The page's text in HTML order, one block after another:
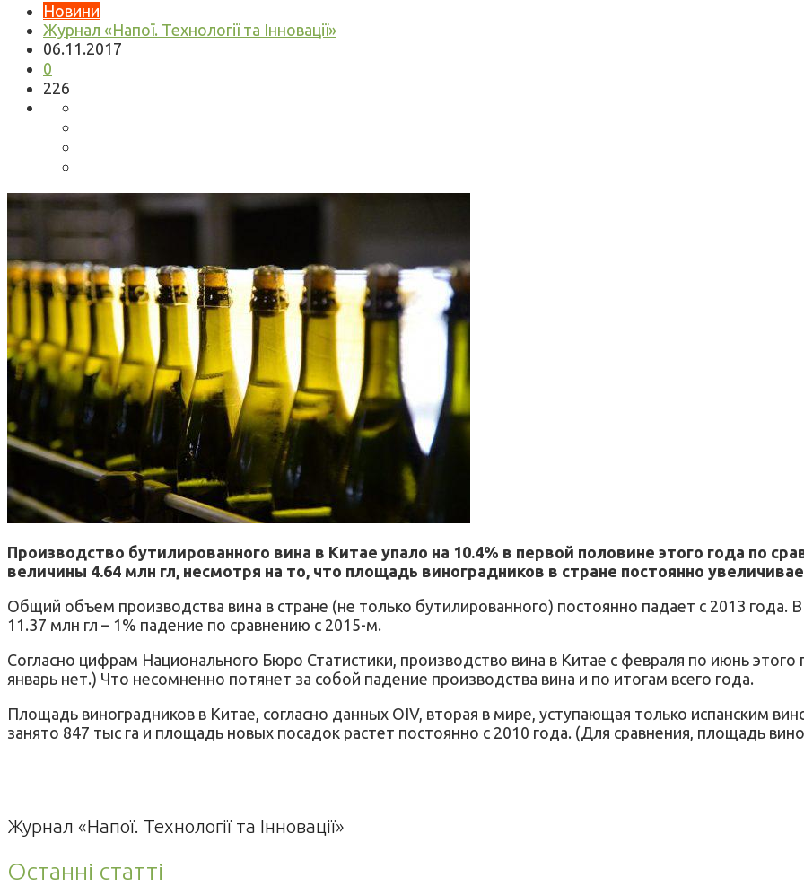
Новини
Журнал «Напої. Технології та Інновації»
06.11.2017
0
226
Производство бутилированного вина в Китае упало на 10.4% в первой половине этого года по
величины 4.64 млн гл, несмотря на то, что площадь виноградников в стране постоянно
Общий объем производства вина в стране (не только бутилированного) постоянно падает с 2013
11.37 млн гл – 1% падение по сравнению с 2015-м.
Согласно цифрам Национального Бюро Статистики, производство вина в Китае с февраля по июнь
январь нет.) Что несомненно потянет за собой падение производства вина и по итогам всего года.
Площадь виноградников в Китае, согласно данных OIV, вторая в мире, уступающая только испанским
занято 847 тыс га и площадь новых посадок растет постоянно с 2010 года. (Для сравнения, площадь
Журнал «Напої. Технології та Інновації»
Останні статті